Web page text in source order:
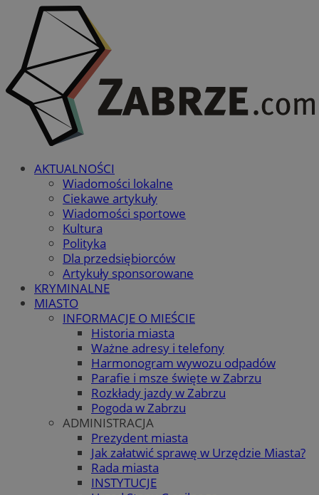
AKTUALNOŚCI
Wiadomości lokalne
Ciekawe artykuły
Wiadomości sportowe
Kultura
Polityka
Dla przedsiębiorców
Artykuły sponsorowane
KRYMINALNE
MIASTO
INFORMACJE O MIEŚCIE
Historia miasta
Ważne adresy i telefony
Harmonogram wywozu odpadów
Parafie i msze święte w Zabrzu
Rozkłady jazdy w Zabrzu
Pogoda w Zabrzu
ADMINISTRACJA
Prezydent miasta
Jak załatwić sprawę w Urzędzie Miasta?
Rada miasta
INSTYTUCJE